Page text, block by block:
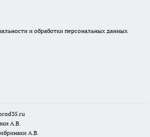
и обработки персональных данных
u
А.В.
А.В.